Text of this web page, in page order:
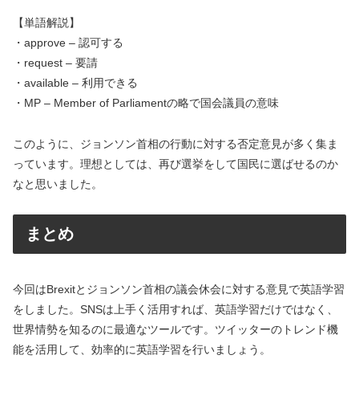
【単語解説】
・approve – 認可する
・request – 要請
・available – 利用できる
・MP – Member of Parliamentの略で国会議員の意味
このように、ジョンソン首相の行動に対する否定意見が多く集ま
っています。理想としては、再び選挙をして国民に選ばせるのか
なと思いました。
まとめ
今回はBrexitとジョンソン首相の議会休会に対する意見で英語学習
をしました。SNSは上手く活用すれば、英語学習だけではなく、
世界情勢を知るのに最適なツールです。ツイッターのトレンド機
能を活用して、効率的に英語学習を行いましょう。